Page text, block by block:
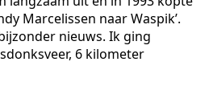
Marcelissen naar Waspik’.
nieuws. Ik ging
6 kilometer